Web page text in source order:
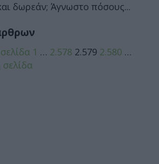
δωρεάν; Άγνωστο πόσους...
1 … 2.578 2.579 2.580 …